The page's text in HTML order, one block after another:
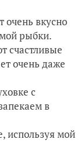
вкусно
рыбки.
счастливые
очень даже
с
в
используя мой